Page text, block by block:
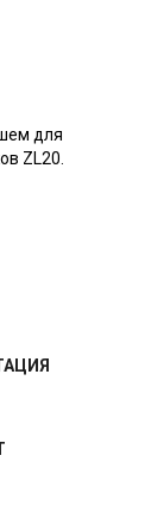
для
ZL20.